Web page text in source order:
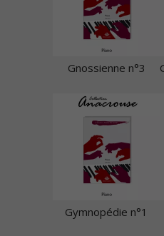
Gnossienne n°3
Gymnopédie n°1